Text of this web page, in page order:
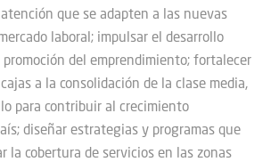
que se adapten a las nuevas
laboral; impulsar el desarrollo
promoción del emprendimiento; fortalecer
a la consolidación de la clase media,
para contribuir al crecimiento
diseñar estrategias y programas que
la cobertura de servicios en las zonas